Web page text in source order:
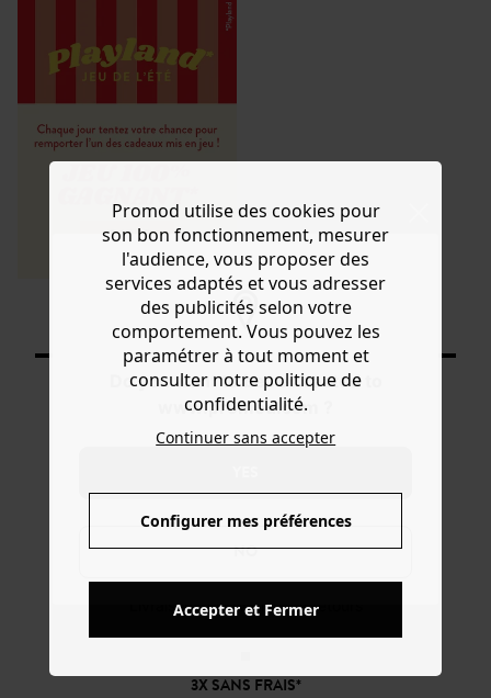
Do you want to be redirected to
www.promod.com ?
NO
Produits affichés: 4 / 4
OFFERTS EN MAGASIN !
Livraison, réservations et retours
3X SANS FRAIS*
Promod utilise des cookies pour
son bon fonctionnement, mesurer
l'audience, vous proposer des
services adaptés et vous adresser
des publicités selon votre
comportement. Vous pouvez les
paramétrer à tout moment et
consulter notre politique de
confidentialité.
Continuer sans accepter
Configurer mes préférences
Accepter et Fermer